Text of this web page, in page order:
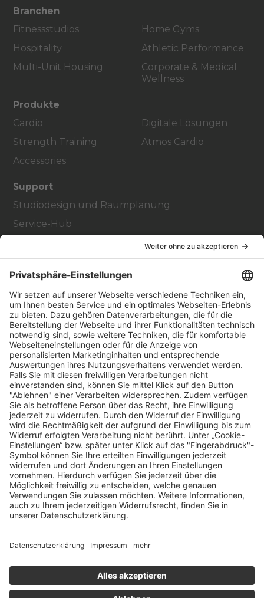
Branchen
Fitnessstudios
Hospitality
Multi-Unit Housing
Home Gyms
Athletic Performance
Corporate & Medical
Wellness
Produkte
Cardio
Strength Training
Accessories
Digitale Lösungen
Atmos Cardio
Support
Studiodesign und Raumplanung
Service-Hub
Über
Vertriebspartner finden
Stores Finden
Rechtlich
Zugänglichkeit
Careers
Bei Facility Connect anmelden
Impressum
Kontakt
Datenschutz-Einstellungen
Copyright © 2026 Life Fitness